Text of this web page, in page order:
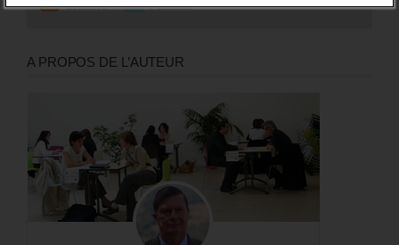
Souscrire Followers
A PROPOS DE L’AUTEUR